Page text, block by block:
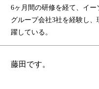
6ヶ月間の研修を経て、イー
グループ会社3社を経験し
躍している。
藤田です。